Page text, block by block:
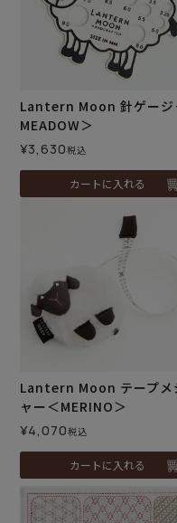
Lantern Moon 針ゲージ
MEADOW＞
¥3,630税込
カートに入れる
Lantern Moon テープメ
ャー＜MERINO＞
¥4,070税込
カートに入れる